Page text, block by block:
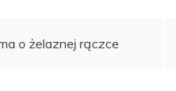
o żelaznej rączce